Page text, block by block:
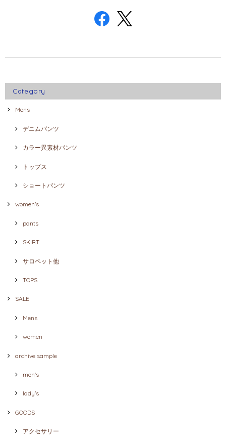
Category
Mens
デニムパンツ
カラー異素材パンツ
トップス
ショートパンツ
women's
pants
SKIRT
サロペット他
TOPS
SALE
Mens
women
archive sample
men's
lady's
GOODS
アクセサリー